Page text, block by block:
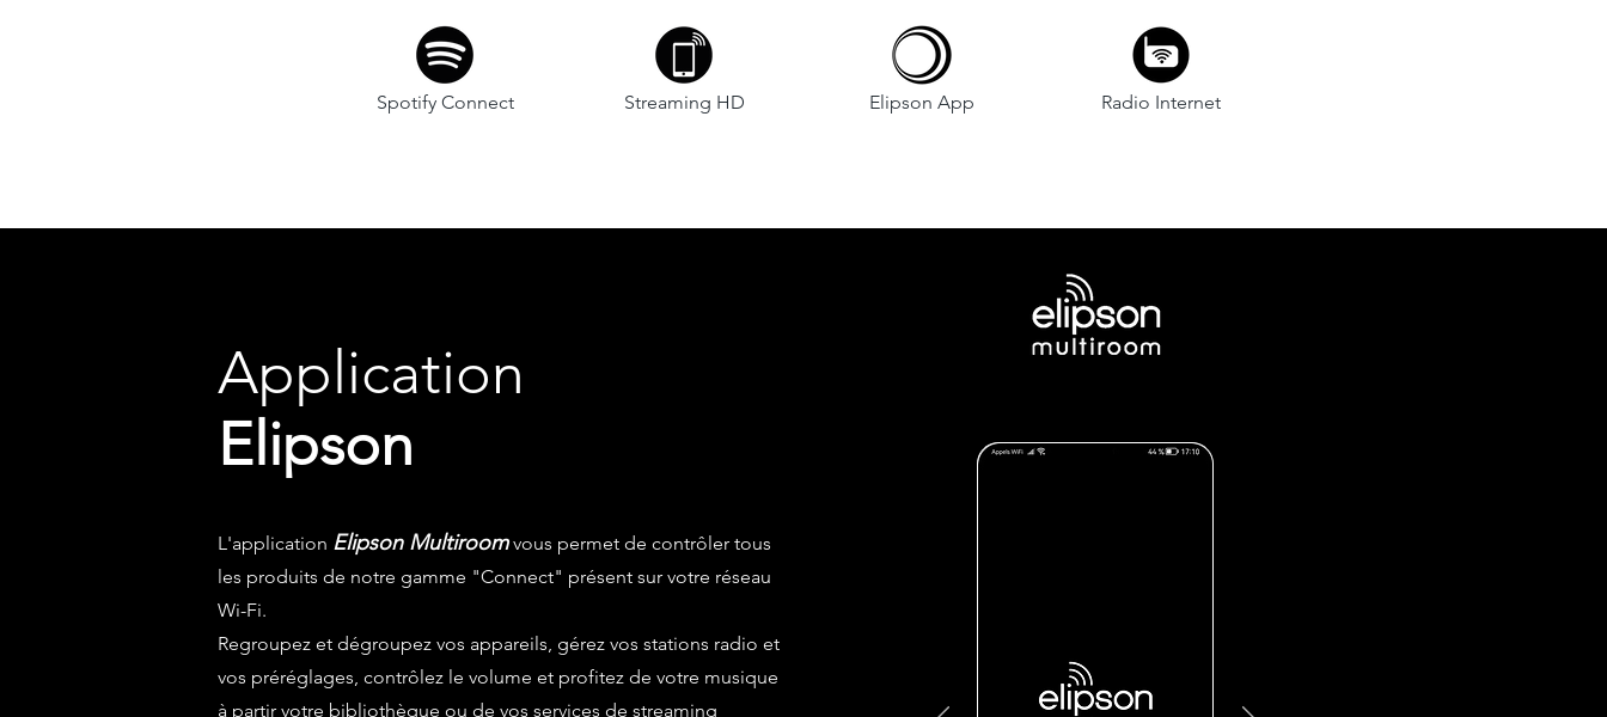
Spotify Connect Streaming HD Elipson App Radio Internet
Application
Elipson
L'application Elipson Multiroomvous permet de contrôler tous
les produits de notre gamme "Connect" présent sur votre réseau
Wi-Fi.
Regroupez et dégroupez vos appareils, gérez vos stations radio et
vos préréglages, contrôlez le volume et profitez de votre musique
à partir votre bibliothèque ou de vos services de streaming